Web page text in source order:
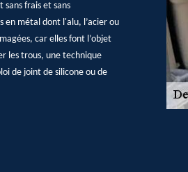
sans frais et sans
en métal dont l'alu, l’acier ou
car elles font l’objet
les trous, une technique
de joint de silicone ou de